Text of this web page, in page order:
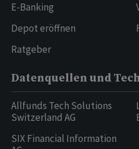
E-Banking
Depot eröffnen
Ratgeber
Datenquellen und
Allfunds Tech Solutions
Switzerland AG
SIX Financial Information